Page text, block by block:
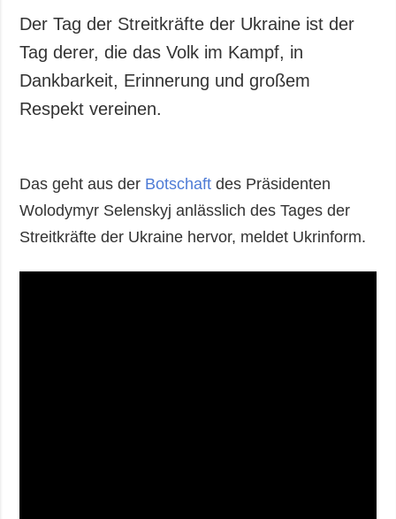
Der Tag der Streitkräfte der Ukraine ist der
Tag derer, die das Volk im Kampf, in
Dankbarkeit, Erinnerung und großem
Respekt vereinen.
Das geht aus der Botschaft des Präsidenten
Wolodymyr Selenskyj anlässlich des Tages der
Streitkräfte der Ukraine hervor, meldet Ukrinform.